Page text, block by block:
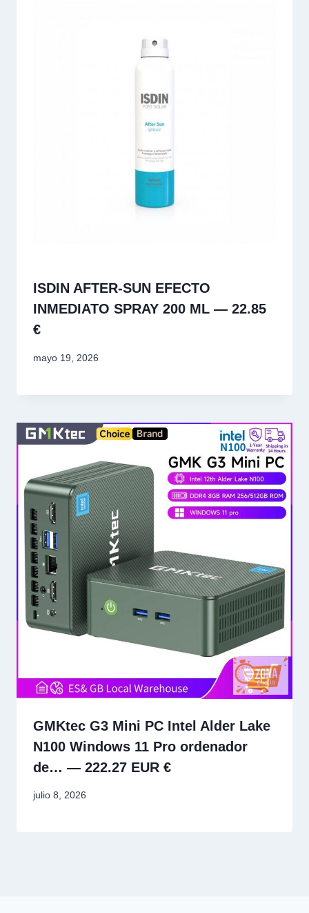
ISDIN AFTER-SUN EFECTO
INMEDIATO SPRAY 200 ML — 22.85
€
mayo 19, 2026
GMKtec G3 Mini PC Intel Alder Lake
N100 Windows 11 Pro ordenador
de… — 222.27 EUR €
julio 8, 2026